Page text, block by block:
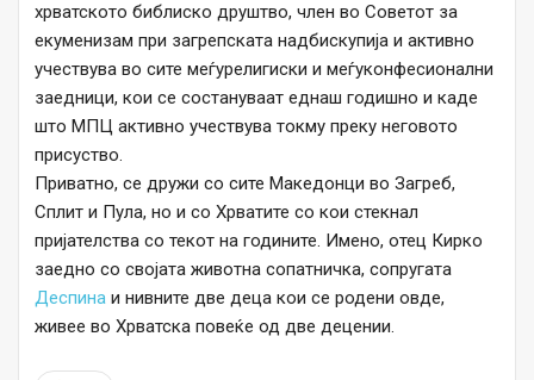
хрватското библиско друштво, член во Советот за
екуменизам при загрепската надбискупија и активно
учествува во сите меѓурелигиски и меѓуконфесионални
заедници, кои се состануваат еднаш годишно и каде
што МПЦ активно учествува токму преку неговото
присуство.
Приватно, се дружи со сите Македонци во Загреб,
Сплит и Пула, но и со Хрватите со кои стекнал
пријателства со текот на годините. Имено, отец Кирко
заедно со својата животна сопатничка, сопругата
Деспина и нивните две деца кои се родени овде,
живее во Хрватска повеќе од две децении.